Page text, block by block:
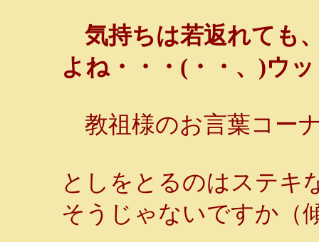
気持ちは若返れても
よね・・・(・・、)ウッ
教祖様のお言葉コー
としをとるのはステキ
そうじゃないですか（